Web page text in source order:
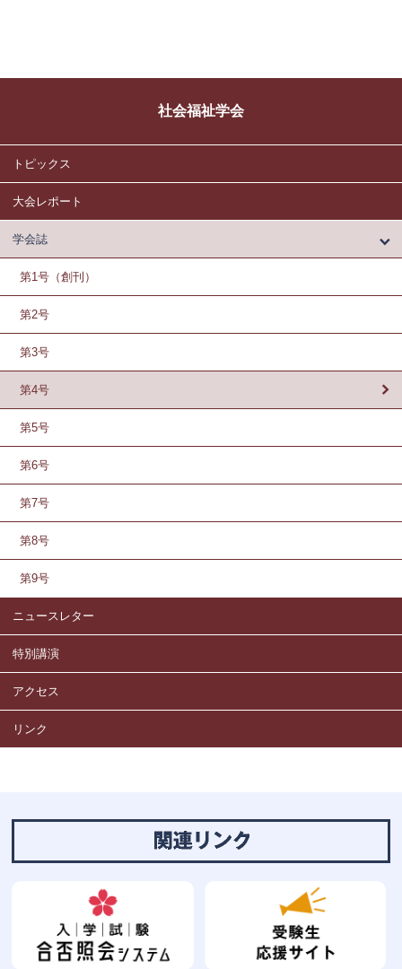
社会福祉学会
トピックス
大会レポート
学会誌
第1号（創刊）
第2号
第3号
第4号
第5号
第6号
第7号
第8号
第9号
ニュースレター
特別講演
アクセス
リンク